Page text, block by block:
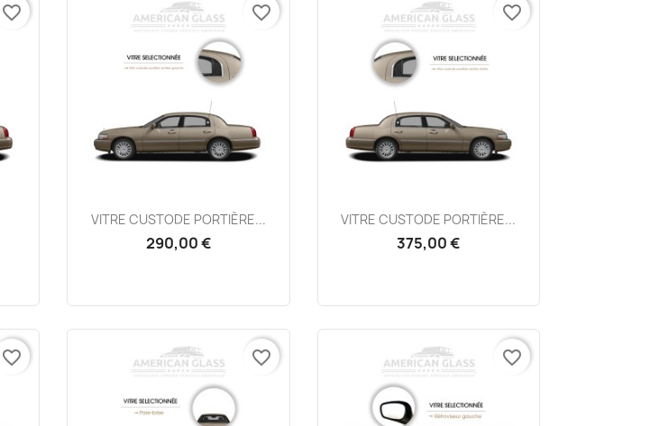
favorite_border
Aperçu rapide
VITRE CUSTODE PORTIÈRE...
290,00 €
favorite_border
Aperçu rapide
VITRE CUSTODE PORTIÈRE...
375,00 €
favorite_border
favorite_border favorite_border favorite_border